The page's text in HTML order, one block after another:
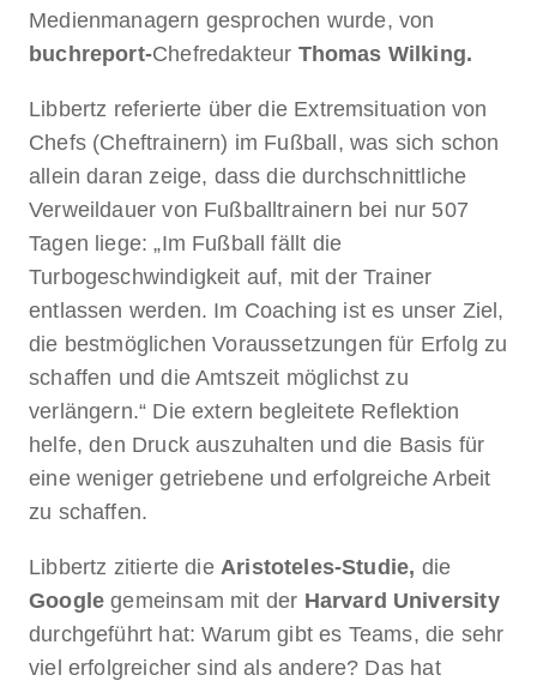
Medienmanagern gesprochen wurde, von
buchreport-Chefredakteur Thomas Wilking.
Libbertz referierte über die Extremsituation von
Chefs (Cheftrainern) im Fußball, was sich schon
allein daran zeige, dass die durchschnittliche
Verweildauer von Fußballtrainern bei nur 507
Tagen liege: „Im Fußball fällt die
Turbogeschwindigkeit auf, mit der Trainer
entlassen werden. Im Coaching ist es unser Ziel,
die bestmöglichen Voraussetzungen für Erfolg zu
schaffen und die Amtszeit möglichst zu
verlängern.“ Die extern begleitete Reflektion
helfe, den Druck auszuhalten und die Basis für
eine weniger getriebene und erfolgreiche Arbeit
zu schaffen.
Libbertz zitierte die Aristoteles-Studie, die
Google gemeinsam mit der Harvard University
durchgeführt hat: Warum gibt es Teams, die sehr
viel erfolgreicher sind als andere? Das hat